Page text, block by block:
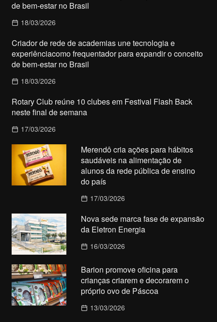
de bem-estar no Brasil
18/03/2026
Criador de rede de academias une tecnologia e
experiênciacomo frequentador para expandir o conceito
de bem-estar no Brasil
18/03/2026
Rotary Club reúne 10 clubes em Festival Flash Back
neste final de semana
17/03/2026
Merendô cria ações para hábitos
saudáveis na alimentação de
alunos da rede pública de ensino
do país
17/03/2026
Nova sede marca fase de expansão
da Eletron Energia
16/03/2026
Barion promove oficina para
crianças criarem e decorarem o
próprio ovo de Páscoa
13/03/2026